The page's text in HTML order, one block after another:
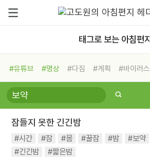
태그로 보는 아침편지
#유튜브 #명상 #다짐 #계획 #바이러스
#비전캠프
#독서캠프 #삶
#희망
#나눔 #친구 #링컨학교
#독서
#건강 #면역력
잠들지 못한 긴긴밤
#시간 #잠 #몸 #꿀잠 #밤 #보약
#긴긴밤
#짧은밤